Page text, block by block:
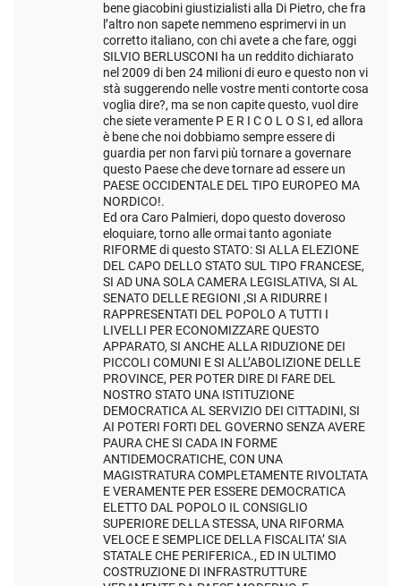
bene giacobini giustizialisti alla Di Pietro, che fra
l’altro non sapete nemmeno esprimervi in un
corretto italiano, con chi avete a che fare, oggi
SILVIO BERLUSCONI ha un reddito dichiarato
nel 2009 di ben 24 milioni di euro e questo non vi
stà suggerendo nelle vostre menti contorte cosa
voglia dire?, ma se non capite questo, vuol dire
che siete veramente P E R I C O L O S I, ed allora
è bene che noi dobbiamo sempre essere di
guardia per non farvi più tornare a governare
questo Paese che deve tornare ad essere un
PAESE OCCIDENTALE DEL TIPO EUROPEO MA
NORDICO!.
Ed ora Caro Palmieri, dopo questo doveroso
eloquiare, torno alle ormai tanto agoniate
RIFORME di questo STATO: SI ALLA ELEZIONE
DEL CAPO DELLO STATO SUL TIPO FRANCESE,
SI AD UNA SOLA CAMERA LEGISLATIVA, SI AL
SENATO DELLE REGIONI ,SI A RIDURRE I
RAPPRESENTATI DEL POPOLO A TUTTI I
LIVELLI PER ECONOMIZZARE QUESTO
APPARATO, SI ANCHE ALLA RIDUZIONE DEI
PICCOLI COMUNI E SI ALL’ABOLIZIONE DELLE
PROVINCE, PER POTER DIRE DI FARE DEL
NOSTRO STATO UNA ISTITUZIONE
DEMOCRATICA AL SERVIZIO DEI CITTADINI, SI
AI POTERI FORTI DEL GOVERNO SENZA AVERE
PAURA CHE SI CADA IN FORME
ANTIDEMOCRATICHE, CON UNA
MAGISTRATURA COMPLETAMENTE RIVOLTATA
E VERAMENTE PER ESSERE DEMOCRATICA
ELETTO DAL POPOLO IL CONSIGLIO
SUPERIORE DELLA STESSA, UNA RIFORMA
VELOCE E SEMPLICE DELLA FISCALITA’ SIA
STATALE CHE PERIFERICA., ED IN ULTIMO
COSTRUZIONE DI INFRASTRUTTURE